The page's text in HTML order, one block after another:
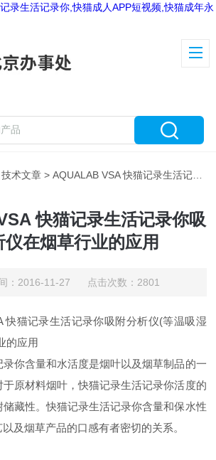
录生活记录你,快猫成人APP短视频,快猫成年永
技术文章 > AQUALAB VSA 快猫记录生活记录你吸附分析仪在烟草行业的应用
快猫记录生活记录你吸
仪在烟草行业的应用
：2016-11-27 点击次数：2801
快猫记录生活记录你吸附分析仪(等温吸湿
的应用
你含量和水活度是烟叶以及烟草制品的一
原材料烟叶，快猫记录生活记录你活度的
藏性。快猫记录生活记录你含量和保水性
烟草产品的口感有者密切的关系。